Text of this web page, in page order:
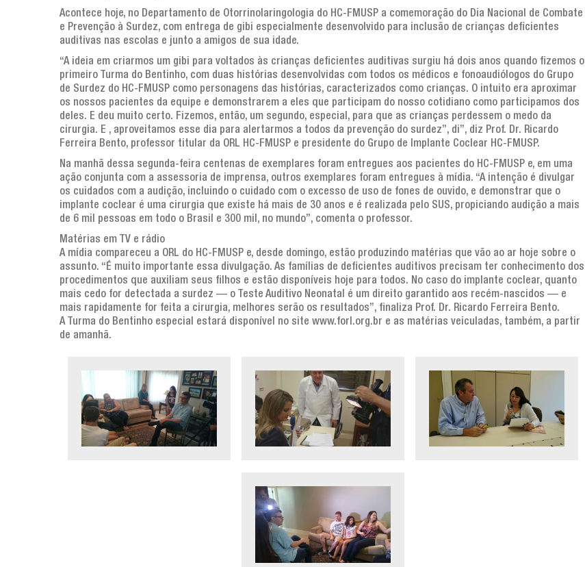
Acontece hoje, no Departamento de Otorrinolaringologia do HC-FMUSP a comemoração do Dia Nacional de Combate
e Prevenção à Surdez, com entrega de gibi especialmente desenvolvido para inclusão de crianças deficientes
auditivas nas escolas e junto a amigos de sua idade.
“A ideia em criarmos um gibi para voltados às crianças deficientes auditivas surgiu há dois anos quando fizemos o
primeiro Turma do Bentinho, com duas histórias desenvolvidas com todos os médicos e fonoaudiólogos do Grupo
de Surdez do HC-FMUSP como personagens das histórias, caracterizados como crianças. O intuito era aproximar
os nossos pacientes da equipe e demonstrarem a eles que participam do nosso cotidiano como participamos dos
deles. E deu muito certo. Fizemos, então, um segundo, especial, para que as crianças perdessem o medo da
cirurgia. E , aproveitamos esse dia para alertarmos a todos da prevenção do surdez”, di”, diz Prof. Dr. Ricardo
Ferreira Bento, professor titular da ORL HC-FMUSP e presidente do Grupo de Implante Coclear HC-FMUSP.
Na manhã dessa segunda-feira centenas de exemplares foram entregues aos pacientes do HC-FMUSP e, em uma
ação conjunta com a assessoria de imprensa, outros exemplares foram entregues à mídia. “A intenção é divulgar
os cuidados com a audição, incluindo o cuidado com o excesso de uso de fones de ouvido, e demonstrar que o
implante coclear é uma cirurgia que existe há mais de 30 anos e é realizada pelo SUS, propiciando audição a mais
de 6 mil pessoas em todo o Brasil e 300 mil, no mundo”, comenta o professor.
Matérias em TV e rádio
A mídia compareceu a ORL do HC-FMUSP e, desde domingo, estão produzindo matérias que vão ao ar hoje sobre o
assunto. “É muito importante essa divulgação. As famílias de deficientes auditivos precisam ter conhecimento dos
procedimentos que auxiliam seus filhos e estão disponíveis hoje para todos. No caso do implante coclear, quanto
mais cedo for detectada a surdez — o Teste Auditivo Neonatal é um direito garantido aos recém-nascidos — e
mais rapidamente for feita a cirurgia, melhores serão os resultados”, finaliza Prof. Dr. Ricardo Ferreira Bento.
A Turma do Bentinho especial estará disponível no site www.forl.org.br e as matérias veiculadas, também, a partir
de amanhã.